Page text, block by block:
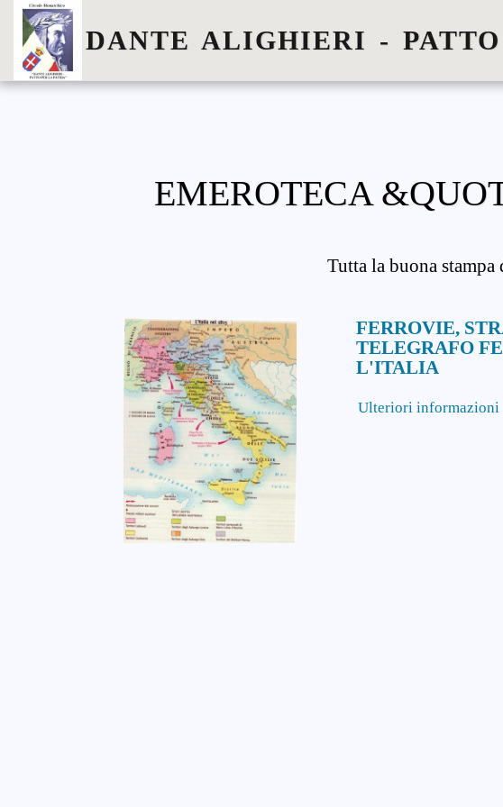
DANTE ALIGHIERI -
EMEROTECA
Tutta la buona
FERROVIE,
TELEGRAFO
L'ITALIA
Ulteriori informazioni